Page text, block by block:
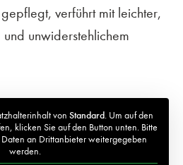
verführt mit leichter,
unwiderstehlichem
von Standard. Um auf den
klicken Sie auf den Button unten. Bitte
an Drittanbieter weitergegeben
werden.